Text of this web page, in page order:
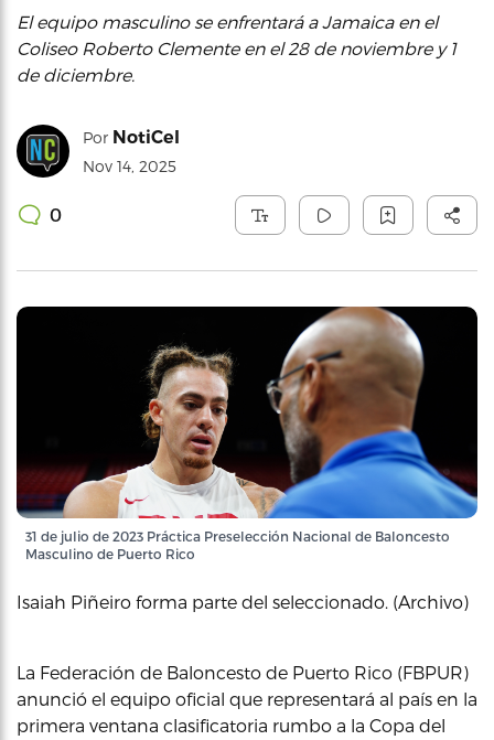
El equipo masculino se enfrentará a Jamaica en el
Coliseo Roberto Clemente en el 28 de noviembre y 1
de diciembre.
Por NotiCel
Nov 14, 2025
0
31 de julio de 2023 Práctica Preselección Nacional de Baloncesto
Masculino de Puerto Rico
Isaiah Piñeiro forma parte del seleccionado. (Archivo)
La Federación de Baloncesto de Puerto Rico (FBPUR)
anunció el equipo oficial que representará al país en la
primera ventana clasificatoria rumbo a la Copa del